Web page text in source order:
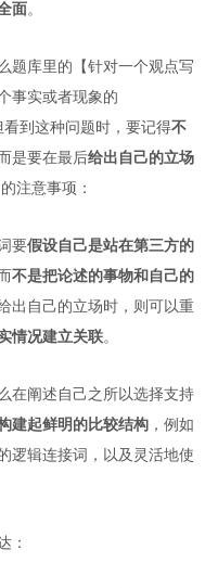
面 。
题库里的【针对一个观点写
事实或者现象的
看到这种问题时，要记得不
而是要在最后给出自己的立场
注意事项：
要假设自己是站在第三方的
不是把论述的事物和自己的
出自己的立场时，则可以重
情况建立关联。
在阐述自己之所以选择支持
建起鲜明的比较结构 ，例如
逻辑连接词，以及灵活地使
：